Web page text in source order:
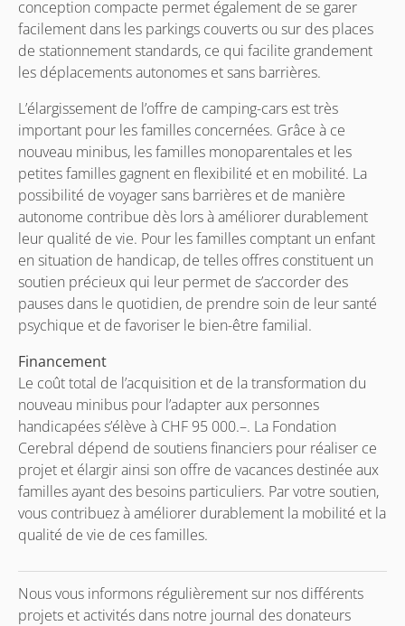
conception compacte permet également de se garer
facilement dans les parkings couverts ou sur des places
de stationnement standards, ce qui facilite grandement
les déplacements autonomes et sans barrières.
L’élargissement de l’offre de camping-cars est très
important pour les familles concernées. Grâce à ce
nouveau minibus, les familles monoparentales et les
petites familles gagnent en flexibilité et en mobilité. La
possibilité de voyager sans barrières et de manière
autonome contribue dès lors à améliorer durablement
leur qualité de vie. Pour les familles comptant un enfant
en situation de handicap, de telles offres constituent un
soutien précieux qui leur permet de s’accorder des
pauses dans le quotidien, de prendre soin de leur santé
psychique et de favoriser le bien-être familial.
Financement
Le coût total de l’acquisition et de la transformation du
nouveau minibus pour l’adapter aux personnes
handicapées s’élève à CHF 95 000.–. La Fondation
Cerebral dépend de soutiens financiers pour réaliser ce
projet et élargir ainsi son offre de vacances destinée aux
familles ayant des besoins particuliers. Par votre soutien,
vous contribuez à améliorer durablement la mobilité et la
qualité de vie de ces familles.
Nous vous informons régulièrement sur nos différents
projets et activités dans notre journal des donateurs